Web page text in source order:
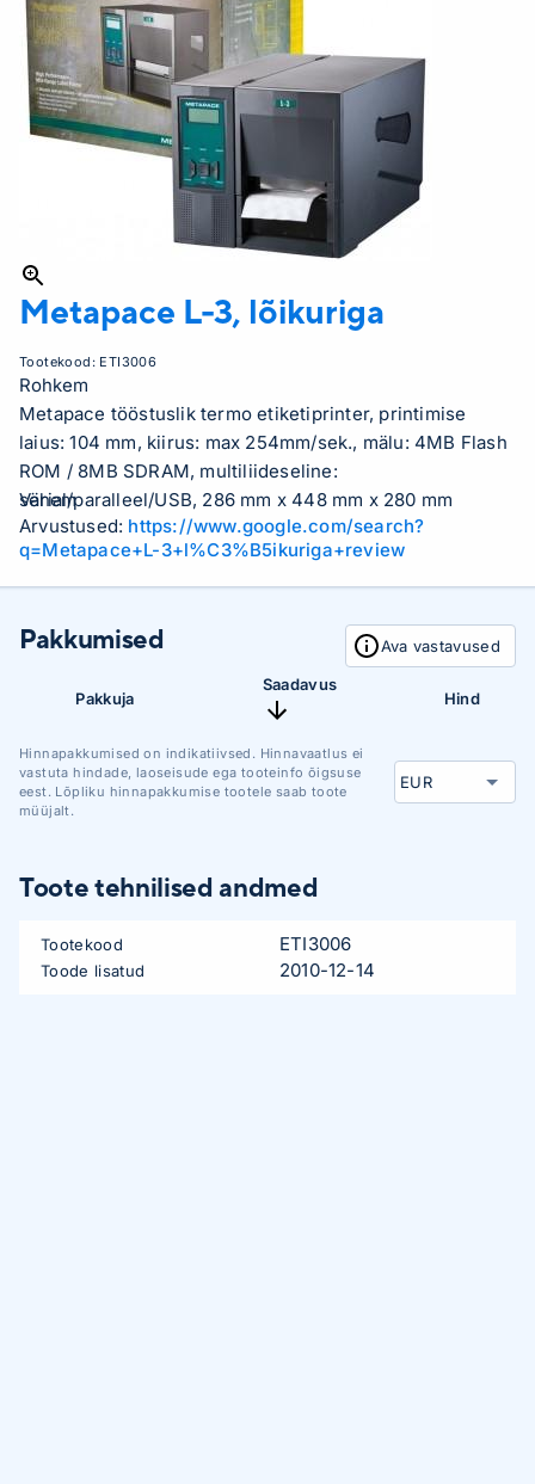
Metapace L-3, lõikuriga
Tootekood: ETI3006
Rohkem
Metapace tööstuslik termo etiketiprinter, printimise
laius: 104 mm, kiirus: max 254mm/sek., mälu: 4MB Flash
ROM / 8MB SDRAM, multiliideseline:
serial/paralleel/USB, 286 mm x 448 mm x 280 mm
(WxDxH), kaasas toitekaabel ning USB kaabel ja lõikur
Vähem
Arvustused: https://www.google.com/search?
q=Metapace+L-3+l%C3%B5ikuriga+review
Pakkumised Ava vastavused
Pakkuja
Saadavus
Hind
Hinnapakkumised on indikatiivsed. Hinnavaatlus ei
vastuta hindade, laoseisude ega tooteinfo õigsuse
eest. Lõpliku hinnapakkumise tootele saab toote
müüjalt.
Toote tehnilised andmed
Tootekood ETI3006
Toode lisatud 2010-12-14